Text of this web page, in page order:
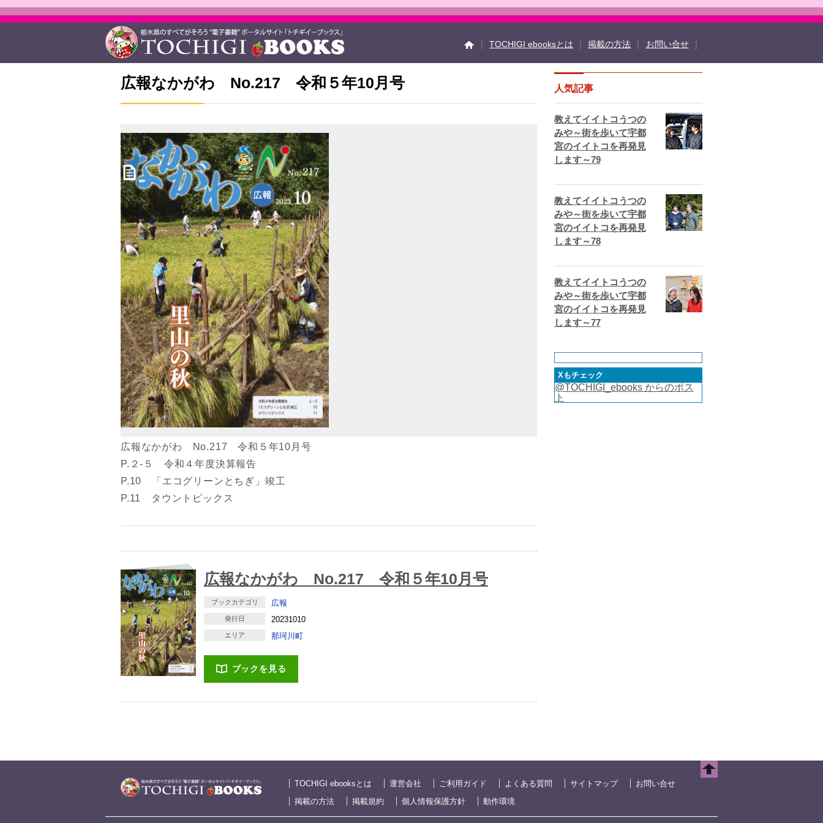
TOCHIGI ebooksとは 掲載の方法 お問い合せ
Facebook
twitter
よくある質問
サイトマップ
掲載の方法 掲載規約 個人情報保護方針 動作環境
広報なかがわ No.217 令和５年10月号
広報なかがわ No.217 令和５年10月号
P.２-５ 令和４年度決算報告
P.10 「エコグリーンとちぎ」竣工
P.11 タウントピックス
広報なかがわ No.217 令和５年10月号
ブックカテゴリ 広報
発行日 20231010
エリア 那珂川町
ブックを見る
人気記事
教えてイイトコうつの
みや～街を歩いて宇都
宮のイイトコを再発見
します～79
教えてイイトコうつの
みや～街を歩いて宇都
宮のイイトコを再発見
します～78
教えてイイトコうつの
みや～街を歩いて宇都
宮のイイトコを再発見
します～77
Xもチェック
@TOCHIGI_ebooks からのポス
ト
TOCHIGI ebooksとは 運営会社 ご利用ガイド よくある質問 サイトマップ
お問い合せ
掲載の方法
掲載規約 個人情報保護方針 動作環境